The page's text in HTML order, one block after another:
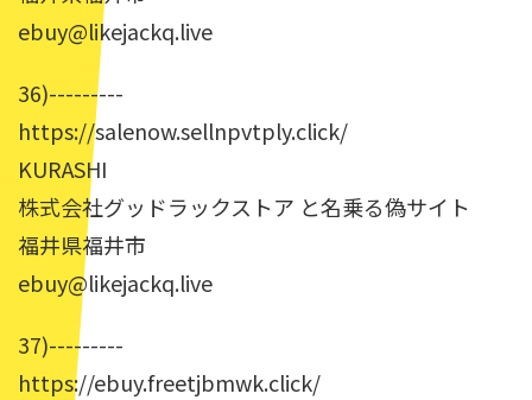
ebuy@likejackq.live
36)---------
https://salenow.sellnpvtply.click/
KURASHI
株式会社グッドラックストア と名乗る偽サイト
福井県福井市
ebuy@likejackq.live
37)---------
https://ebuy.freetjbmwk.click/